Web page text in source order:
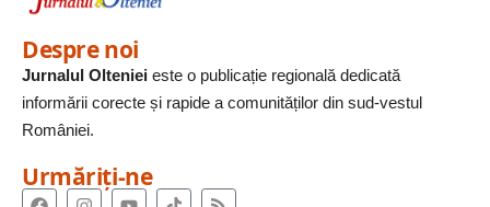
Despre noi
Jurnalul Olteniei este o publicație regională dedicată
informării corecte și rapide a comunităților din sud-vestul
României.
Urmăriți-ne